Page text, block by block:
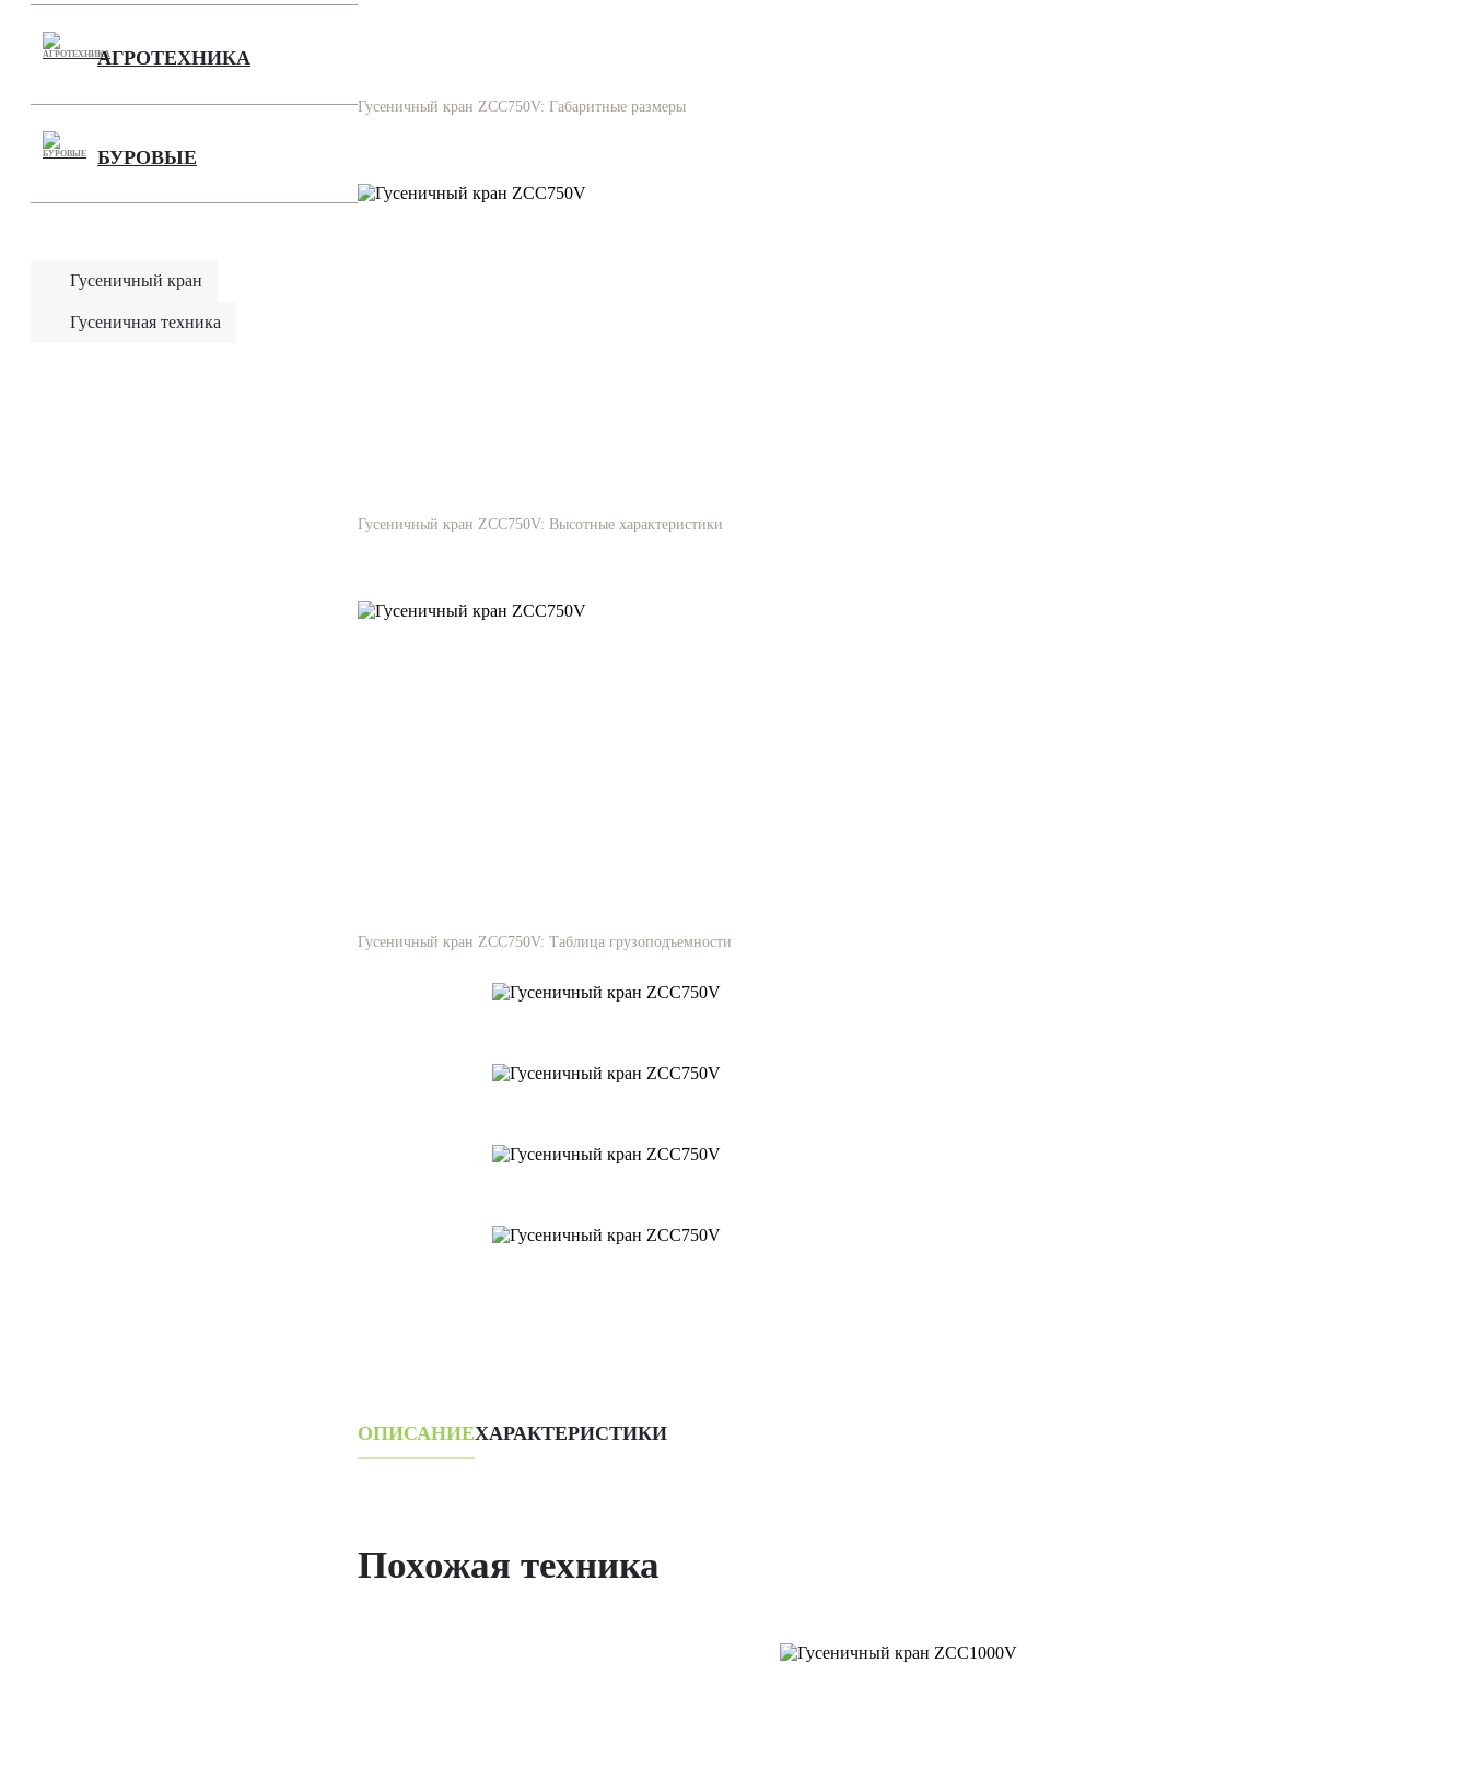
АГРОТЕХНИКА
БУРОВЫЕ
Гусеничный кран
Гусеничная техника
Гусеничный кран ZCC750V: Габаритные размеры
Гусеничный кран ZCC750V: Высотные характеристики
Гусеничный кран ZCC750V: Таблица грузоподъемности
ОПИСАНИЕХАРАКТЕРИСТИКИ
Похожая техника